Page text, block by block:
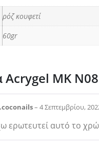
ρόζ κουφετί
60gr
Acrygel MK
– 4 Σεπτεμβρίου,
ερωτευτεί αυτό το